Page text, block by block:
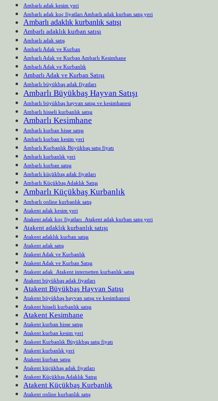
Ambarlı adak kesim yeri
Ambarlı adak koç fiyatları Ambarlı adak kurban satış yeri
Ambarlı adaklık kurbanlık satışı
Ambarlı adaklık kurban satışı
Ambarlı adak satış
Ambarlı Adak ve Kurban
Ambarlı Adak ve Kurban Ambarlı Kesimhane
Ambarlı Adak ve Kurbanlık
Ambarlı Adak ve Kurban Satışı
Ambarlı büyükbaş adak fiyatları
Ambarlı Büyükbaş Hayvan Satışı
Ambarlı büyükbaş hayvan satışı ve kesimhanesi
Ambarlı hisseli kurbanlık satışı
Ambarlı Kesimhane
Ambarlı kurban hisse satışı
Ambarlı kurban kesim yeri
Ambarlı Kurbanlık Büyükbaş satış fiyatı
Ambarlı kurbanlık yeri
Ambarlı kurban satışı
Ambarlı küçükbaş adak fiyatları
Ambarlı Küçükbaş Adaklık Satışı
Ambarlı Küçükbaş Kurbanlık
Ambarlı online kurbanlık satış
Atakent adak kesim yeri
Atakent adak koç fiyatları Atakent adak kurban satış yeri
Atakent adaklık kurbanlık satışı
Atakent adaklık kurban satışı
Atakent adak satış
Atakent Adak ve Kurbanlık
Atakent Adak ve Kurban Satışı
Atakent adak Atakent internetten kurbanlık satışı
Atakent büyükbaş adak fiyatları
Atakent Büyükbaş Hayvan Satışı
Atakent büyükbaş hayvan satışı ve kesimhanesi
Atakent hisseli kurbanlık satışı
Atakent Kesimhane
Atakent kurban hisse satışı
Atakent kurban kesim yeri
Atakent Kurbanlık Büyükbaş satış fiyatı
Atakent kurbanlık yeri
Atakent kurban satışı
Atakent küçükbaş adak fiyatları
Atakent Küçükbaş Adaklık Satışı
Atakent Küçükbaş Kurbanlık
Atakent online kurbanlık satış